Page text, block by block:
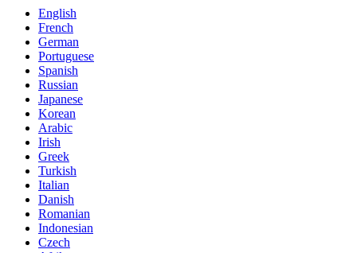
English
French
German
Portuguese
Spanish
Russian
Japanese
Korean
Arabic
Irish
Greek
Turkish
Italian
Danish
Romanian
Indonesian
Czech